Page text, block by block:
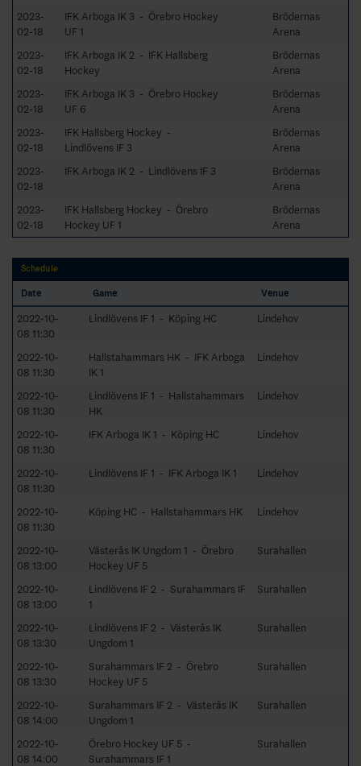
2023-
02-18
IFK Arboga IK 3 - Örebro Hockey
UF 1
Brödernas
Arena
2023-
02-18
IFK Arboga IK 2 - IFK Hallsberg
Hockey
Brödernas
Arena
2023-
02-18
IFK Arboga IK 3 - Örebro Hockey
UF 6
Brödernas
Arena
2023-
02-18
IFK Hallsberg Hockey -
Lindlövens IF 3
Brödernas
Arena
2023-
02-18
IFK Arboga IK 2 - Lindlövens IF 3
Brödernas
Arena
2023-
02-18
IFK Hallsberg Hockey - Örebro
Hockey UF 1
Brödernas
Arena
Schedule
Date Game Venue
2022-10-
08 11:30
Lindlövens IF 1 - Köping HC Lindehov
2022-10-
08 11:30
Hallstahammars HK - IFK Arboga
IK 1
Lindehov
2022-10-
08 11:30
Lindlövens IF 1 - Hallstahammars
HK
Lindehov
2022-10-
08 11:30
IFK Arboga IK 1 - Köping HC Lindehov
2022-10-
08 11:30
Lindlövens IF 1 - IFK Arboga IK 1 Lindehov
2022-10-
08 11:30
Köping HC - Hallstahammars HK Lindehov
2022-10-
08 13:00
Västerås IK Ungdom 1 - Örebro
Hockey UF 5
Surahallen
2022-10-
08 13:00
Lindlövens IF 2 - Surahammars IF
1
Surahallen
2022-10-
08 13:30
Lindlövens IF 2 - Västerås IK
Ungdom 1
Surahallen
2022-10-
08 13:30
Surahammars IF 2 - Örebro
Hockey UF 5
Surahallen
2022-10-
08 14:00
Surahammars IF 2 - Västerås IK
Ungdom 1
Surahallen
2022-10-
08 14:00
Örebro Hockey UF 5 -
Surahammars IF 1
Surahallen